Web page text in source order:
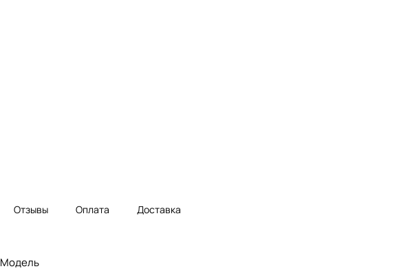
Отзывы Оплата Доставка
Модель